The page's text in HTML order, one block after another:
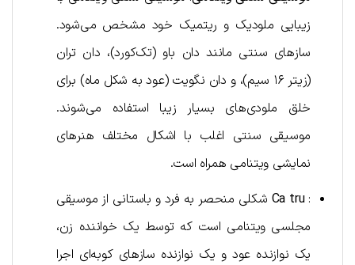
زیبایی ملودیک و ریتمیک خود مشخص می‌شود.
سازهای سنتی مانند دان باو (تک‌کورد)، دان تران
(زیتر ۱۶ سیم)، و دان نگویت (عود به شکل ماه) برای
خلق ملودی‌های بسیار زیبا استفاده می‌شوند.
موسیقی سنتی اغلب با اشکال مختلف هنرهای
نمایشی ویتنامی همراه است.
:
Ca tru شکلی منحصر به فرد و باستانی از موسیقی
مجلسی ویتنامی است که توسط یک خواننده زن،
یک نوازنده عود و یک نوازنده سازهای کوبه‌ای اجرا